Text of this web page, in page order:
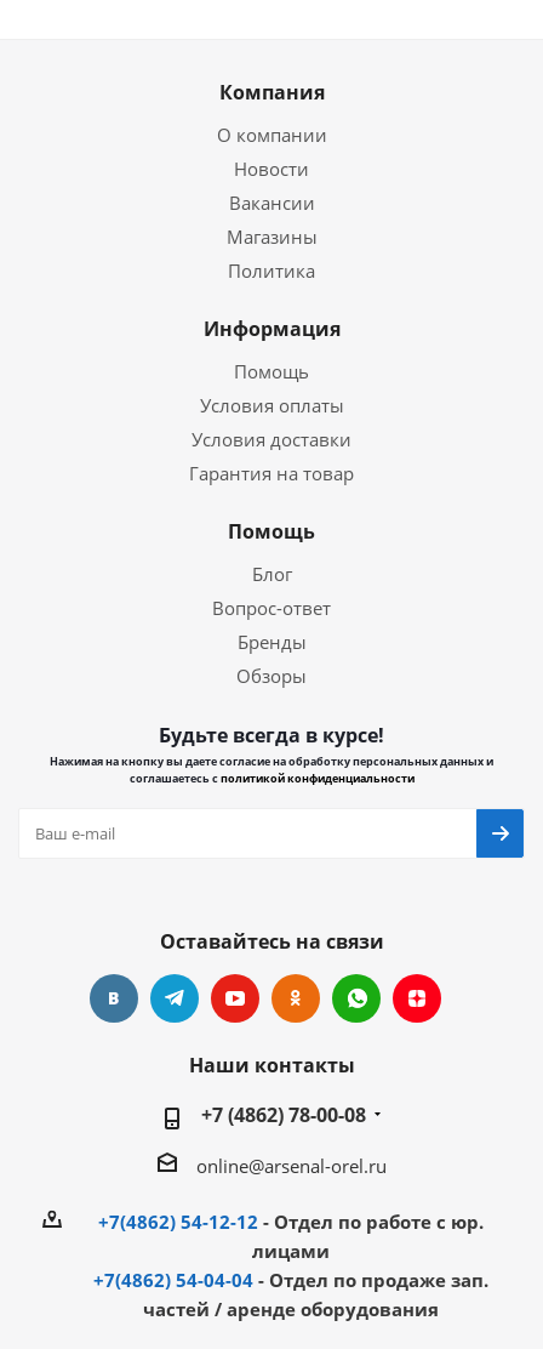
Компания
О компании
Новости
Вакансии
Магазины
Политика
Информация
Помощь
Условия оплаты
Условия доставки
Гарантия на товар
Помощь
Блог
Вопрос-ответ
Бренды
Обзоры
Будьте всегда в курсе!
Нажимая на кнопку вы даете согласие на обработку персональных данных и
соглашаетесь сполитикой конфиденциальности
Оставайтесь на связи
Наши контакты
+7 (4862) 78-00-08
online@arsenal-orel.ru
+7(4862) 54-12-12 - Отдел по работе с юр.
лицами
+7(4862) 54-04-04 - Отдел по продаже зап.
частей / аренде оборудования